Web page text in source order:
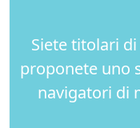
Siete titolari
proponete uno
navigatori di